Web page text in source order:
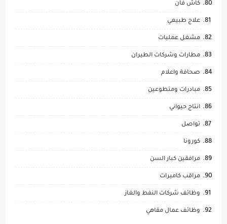
كاش فان
علاج طبيعي
مشغل عمليات
مطارات وشركات الطيران
صحافة واعلام
مبادرات ومتطوعين
انتاج حيواني
تواصل
كورونا
مرافقين كبار السن
مراقب كاميرات
وظائف شركات النفط والغاز
وظائف عمال مقاهي